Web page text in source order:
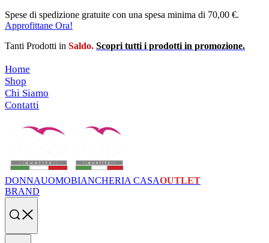
Skip
to
Spese di spedizione gratuite con una spesa minima di 70,00 €.
Approfittane Ora!
Tanti Prodotti in Saldo. Scopri tutti i prodotti in promozione.
Home
Shop
Chi Siamo
Contatti
DONNAUOMOBIANCHERIA CASAOUTLET
BRAND
Search